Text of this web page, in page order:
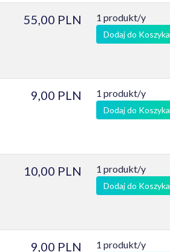
55,00 PLN 1 produkt/y
Dodaj do Koszyka
9,00 PLN 1 produkt/y
Dodaj do Koszyka
10,00 PLN 1 produkt/y
Dodaj do Koszyka
9,00 PLN 1 produkt/y